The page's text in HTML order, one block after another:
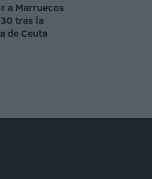
a Marruecos
tras la
de Ceuta